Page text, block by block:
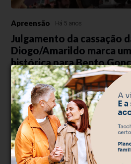
Apreensão Há 5 anos
Julgamento da cassação
Diogo/Amarildo marca
histórica para Bento
Pela primeira vez na história, o mandato
interrompido (ou não) pela justiça
Pasin também pode perder seus direitos